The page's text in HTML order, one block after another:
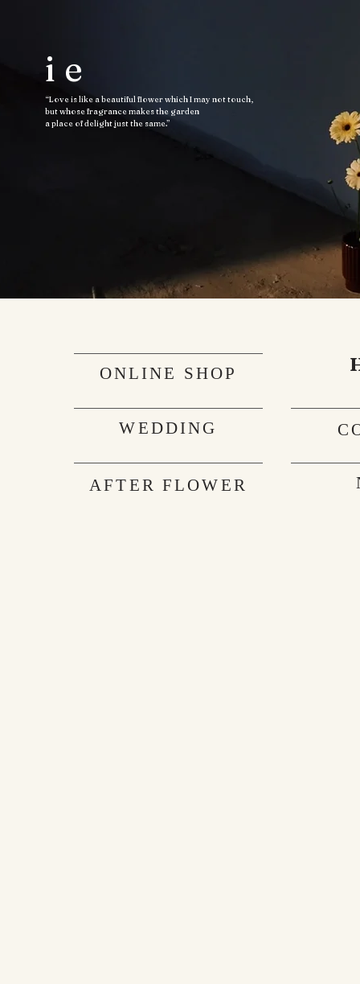
ie
“Love is like a beautiful flower which I may not touch,
but whose fragrance makes the garden
a place of delight just the same.”
ONLINE SHOP
WEDDING
AFTER FLOWER